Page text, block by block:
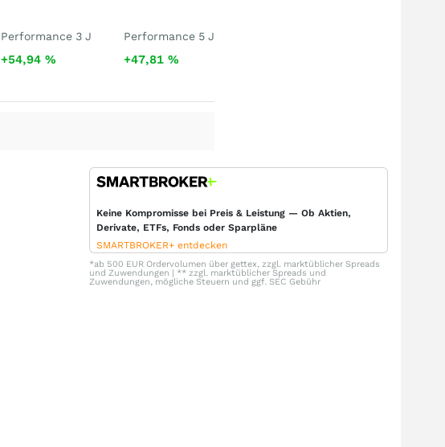
Performance 3 J
+54,94%
Performance 5 J
+47,81 %
Keine Kompromisse bei Preis & Leistung — Ob Aktien,
Derivate, ETFs, Fonds oder Sparpläne
SMARTBROKER+ entdecken
*ab 500 EUR Ordervolumen über gettex, zzgl. marktüblicher Spreads
und Zuwendungen | ** zzgl. marktüblicher Spreads und
Zuwendungen, mögliche Steuern und ggf. SEC Gebühr